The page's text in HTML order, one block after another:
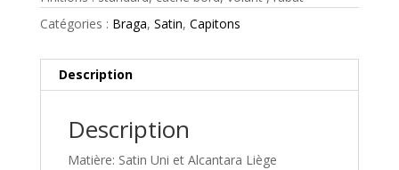
Catégories : Braga, Satin, Capitons
Description
Description
Matière: Satin Uni et Alcantara Liège